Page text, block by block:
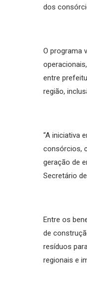
dos
O programa
entre
região,
“A iniciativa
consórcios,
geração de
Secretário
Entre os
de
resíduos
regionais e